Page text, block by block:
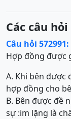
Các câu
Câu hỏi 572991:
Hợp đồng được
A. Khi bên được
hợp đồng cho
B. Bên được đề
sự :im lặng là